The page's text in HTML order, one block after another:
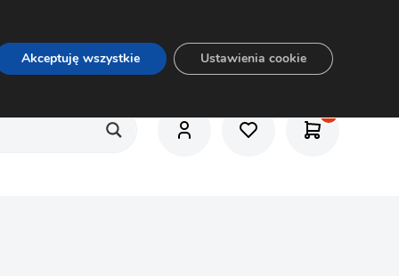
Akceptuję wszystkie Ustawienia cookie